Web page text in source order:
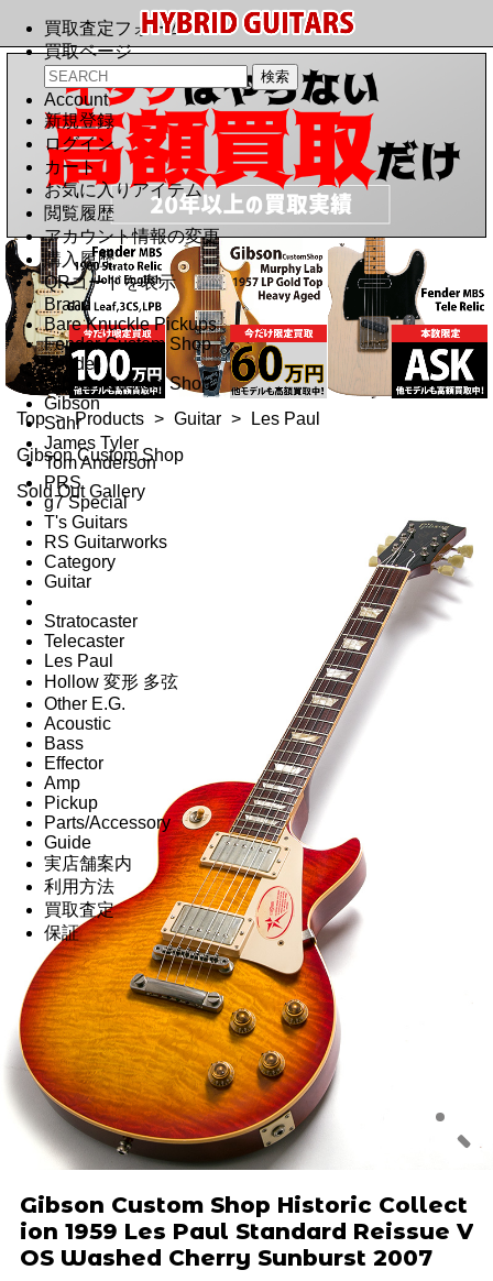
買取査定フォーム
買取ページ
Account
新規登録
ログイン
カート
お気に入りアイテム
閲覧履歴
アカウント情報の変更
購入履歴
QRコードを表示
Brand
Bare Knuckle Pickups
Fender Custom Shop
Fender
Gibson Custom Shop
Gibson
Suhr
James Tyler
Tom Anderson
PRS
g7 Special
T's Guitars
RS Guitarworks
Category
Guitar
Stratocaster
Telecaster
Les Paul
Hollow 変形 多弦
Other E.G.
Acoustic
Bass
Effector
Amp
Pickup
Parts/Accessory
Guide
実店舗案内
利用方法
買取査定
保証
Top > Products > Guitar >
Les Paul
Gibson Custom Shop
Sold Out Gallery
Gibson Custom Shop Historic Collect
ion 1959 Les Paul Standard Reissue V
OS Washed Cherry Sunburst 2007